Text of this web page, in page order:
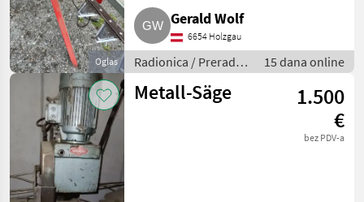
Oglas
Gerald Wolf
6654 Holzgau
Radionica / Prerada
metala
15 dana online
Metall-Säge
1.500
€
bez PDV-a